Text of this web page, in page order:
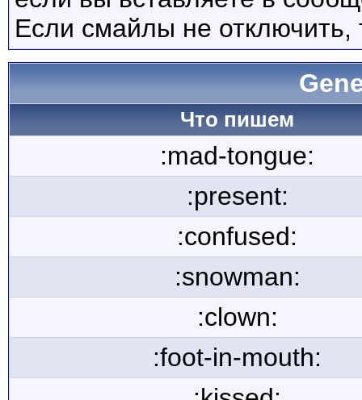
Если смайлы не отключить,
Что пишем
:mad-tongue:
:present:
:confused:
:snowman:
:clown:
:foot-in-mouth: